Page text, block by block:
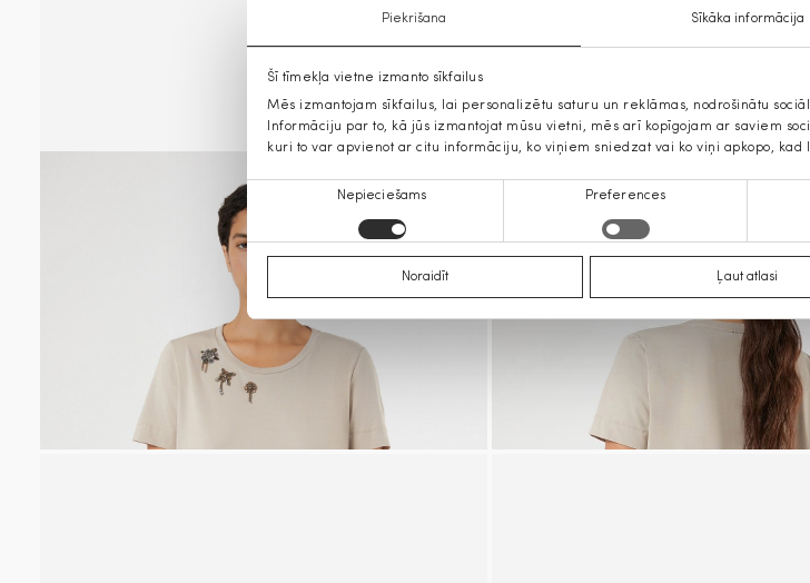
Piekrišana Sīkāka informācija
Šī tīmekļa vietne izmanto sīkfailus
Mēs izmantojam sīkfailus, lai personalizētu saturu un reklāmas, nodrošinātu
Informāciju par to, kā jūs izmantojat mūsu vietni, mēs arī kopīgojam ar saviem
kuri to var apvienot ar citu informāciju, ko viņiem sniedzat vai ko viņi apkopo, kad
Piekrišanas
Nepieciešams Preferences
Noraidīt Ļaut atlasi